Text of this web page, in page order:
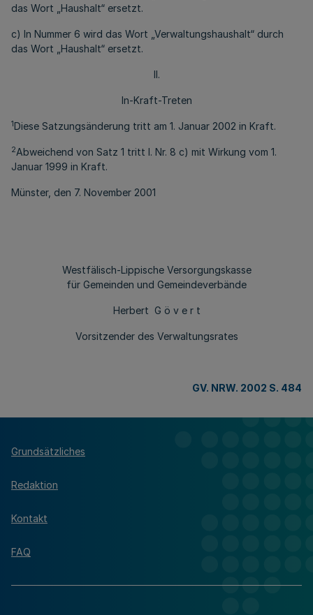
das Wort „Haushalt“ ersetzt.
c) In Nummer 6 wird das Wort „Verwaltungshaushalt“ durch
das Wort „Haushalt“ ersetzt.
II.
In-Kraft-Treten
1Diese Satzungsänderung tritt am 1. Januar 2002 in Kraft.
2Abweichend von Satz 1 tritt I. Nr. 8 c) mit Wirkung vom 1.
Januar 1999 in Kraft.
Münster, den 7. November 2001
Westfälisch-Lippische Versorgungskasse
für Gemeinden und Gemeindeverbände
Herbert G ö v e r t
Vorsitzender des Verwaltungsrates
GV. NRW. 2002 S. 484
Grundsätzliches
Redaktion
Kontakt
FAQ